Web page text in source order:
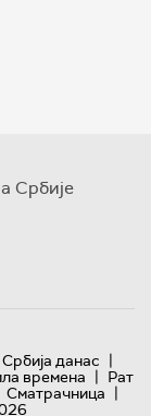
Србије
Србија данас |
времена | Рат
Сматрачница |